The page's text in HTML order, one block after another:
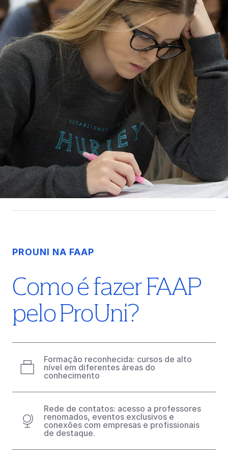
PROUNI NA FAAP
Como é fazer FAAP
pelo ProUni?
Formação reconhecida: cursos de alto
nível em diferentes áreas do
conhecimento
Rede de contatos: acesso a professores
renomados, eventos exclusivos e
conexões com empresas e profissionais
de destaque.